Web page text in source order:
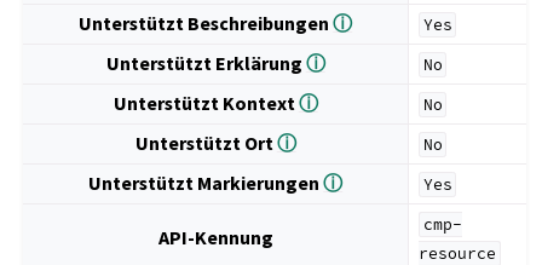
Unterstützt Beschreibungenⓘ Yes
Unterstützt Erklärungⓘ No
Unterstützt Kontextⓘ No
Unterstützt Ortⓘ No
Unterstützt Markierungenⓘ Yes
API-Kennung
cmp-
resource